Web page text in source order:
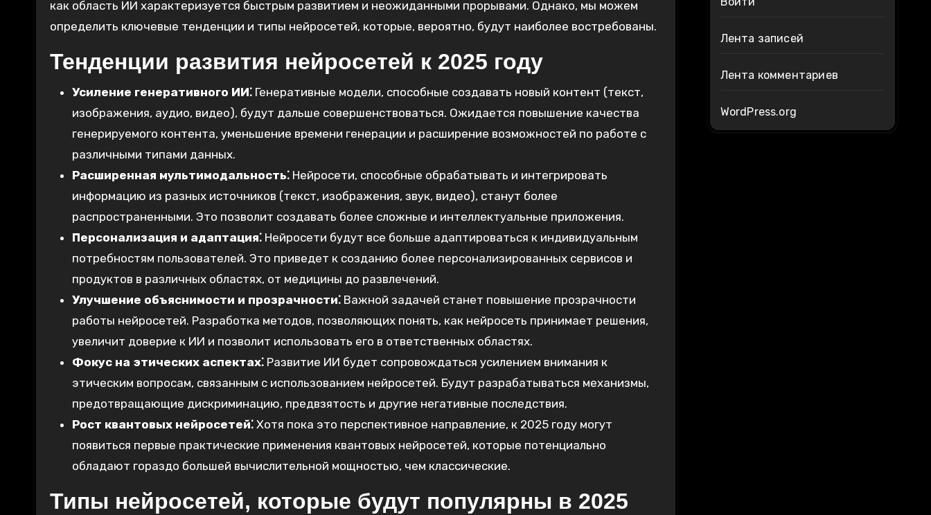
как область ИИ характеризуется быстрым развитием и неожиданными прорывами. Однако, мы можем
определить ключевые тенденции и типы нейросетей, которые, вероятно, будут наиболее востребованы.
Тенденции развития нейросетей к 2025 году
Усиление генеративного ИИ⁚ Генеративные модели, способные создавать новый контент (текст,
изображения, аудио, видео), будут дальше совершенствоваться. Ожидается повышение качества
генерируемого контента, уменьшение времени генерации и расширение возможностей по работе с
различными типами данных.
Расширенная мультимодальность⁚ Нейросети, способные обрабатывать и интегрировать
информацию из разных источников (текст, изображения, звук, видео), станут более
распространенными. Это позволит создавать более сложные и интеллектуальные приложения.
Персонализация и адаптация⁚ Нейросети будут все больше адаптироваться к индивидуальным
потребностям пользователей. Это приведет к созданию более персонализированных сервисов и
продуктов в различных областях, от медицины до развлечений.
Улучшение объяснимости и прозрачности⁚ Важной задачей станет повышение прозрачности
работы нейросетей. Разработка методов, позволяющих понять, как нейросеть принимает решения,
увеличит доверие к ИИ и позволит использовать его в ответственных областях.
Фокус на этических аспектах⁚ Развитие ИИ будет сопровождаться усилением внимания к
этическим вопросам, связанным с использованием нейросетей. Будут разрабатываться механизмы,
предотвращающие дискриминацию, предвзятость и другие негативные последствия.
Рост квантовых нейросетей⁚ Хотя пока это перспективное направление, к 2025 году могут
появиться первые практические применения квантовых нейросетей, которые потенциально
обладают гораздо большей вычислительной мощностью, чем классические.
Типы нейросетей, которые будут популярны в 2025
Лента записей
Лента комментариев
WordPress.org